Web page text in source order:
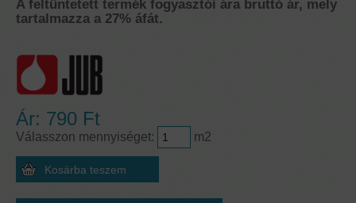
A feltüntetett termék fogyasztói ára bruttó ár, mely
tartalmazza a 27% áfát.
Ár: 790 Ft
Válasszon mennyiséget: m2